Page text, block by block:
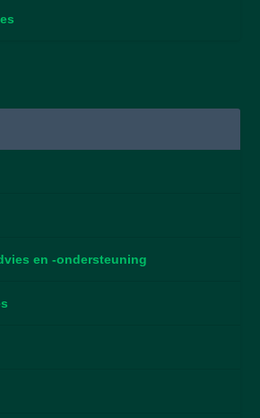
en -ondersteuning